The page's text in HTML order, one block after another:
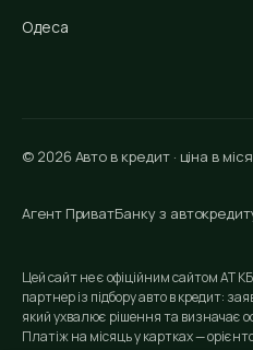
Одеса
© 2026 Авто в кредит · ціна в
Агент ПриватБанку з
Цей сайт не є офіційним сайтом АТ
партнер із підбору авто в кредит:
який ухвалює рішення та визначає
Платіж на місяць у картках —